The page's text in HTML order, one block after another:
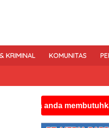
KRIMINAL KOMUNITAS
anda membutuhkan space